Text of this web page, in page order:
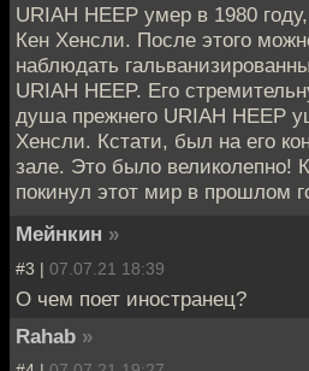
URIAH HEEP умер в 1980
Кен Хенсли. После этого
наблюдать
URIAH HEEP. Его
душа прежнего URIAH HEEP
Хенсли. Кстати, был на его
зале. Это было великолепно!
покинул этот мир в прошлом
Мейнкин »
#3 | 07.07.21 18:39
О чем поет иностранец?
Rahab »